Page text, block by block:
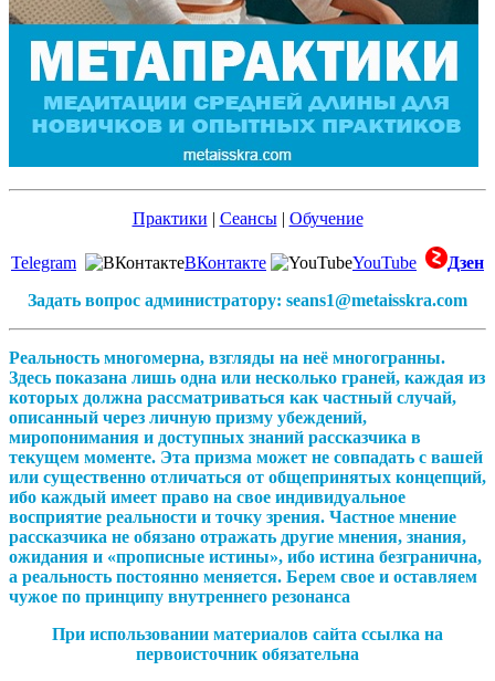
Практики | Сеансы| Обучение
Telegram ВКонтакте YouTube
Дзен
Задать вопрос администратору: seans1@metaisskra.com
Реальность многомерна, взгляды на неё многогранны.
Здесь показана лишь одна или несколько граней, каждая из
которых должна рассматриваться как частный случай,
описанный через личную призму убеждений,
миропонимания и доступных знаний рассказчика в
текущем моменте. Эта призма может не совпадать с вашей
или существенно отличаться от общепринятых концепций,
ибо каждый имеет право на свое индивидуальное
восприятие реальности и точку зрения. Частное мнение
рассказчика не обязано отражать другие мнения, знания,
ожидания и «прописные истины», ибо истина безгранична,
а реальность постоянно меняется. Берем свое и оставляем
чужое по принципу внутреннего резонанса
При использовании материалов сайта ссылка на
первоисточник обязательна